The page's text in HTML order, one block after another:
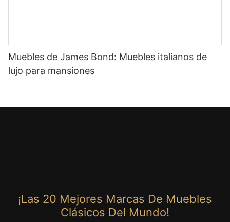
Muebles de James Bond: Muebles italianos de
lujo para mansiones
¡Las 20 Mejores Marcas De Muebles
Clásicos Del Mundo!